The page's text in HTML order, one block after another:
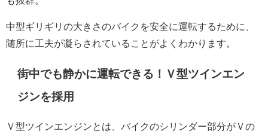
中型ギリギリの大きさのバイクを安全に運転するために、
随所に工夫が凝らされていることがよくわかります。
街中でも静かに運転できる！Ｖ型ツインエン
ジンを採用
Ｖ型ツインエンジンとは、バイクのシリンダー部分がＶの